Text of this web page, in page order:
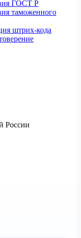
ГОСТ Р
таможенного
штрих-кода
России